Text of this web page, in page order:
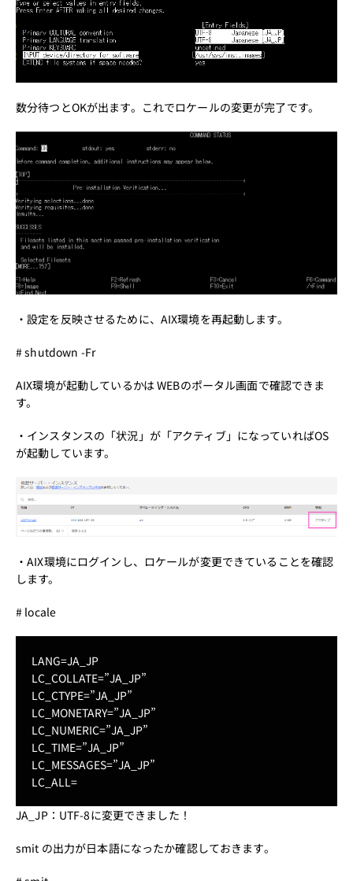
数分待つとOKが出ます。これでロケールの変更が完了です。
・設定を反映させるために、AIX環境を再起動します。
# shutdown -Fr
AIX環境が起動しているかは WEBのポータル画面で確認できま
す。
・インスタンスの「状況」が「アクティブ」になっていればOS
が起動しています。
・AIX環境にログインし、ロケールが変更できていることを確認
します。
# locale
LANG=JA_JP
LC_COLLATE=”JA_JP”
LC_CTYPE=”JA_JP”
LC_MONETARY=”JA_JP”
LC_NUMERIC=”JA_JP”
LC_TIME=”JA_JP”
LC_MESSAGES=”JA_JP”
LC_ALL=
JA_JP：UTF-8に変更できました！
smit の出力が日本語になったか確認しておきます。